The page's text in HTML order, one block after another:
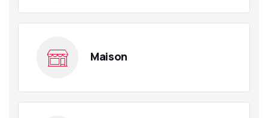
Maison